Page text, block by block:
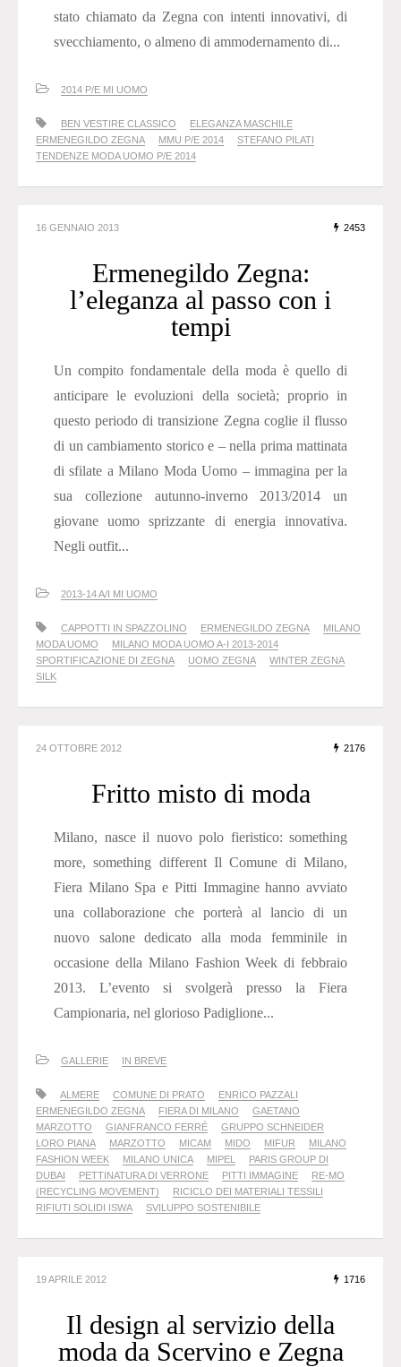
stato chiamato da Zegna con intenti innovativi, di
svecchiamento, o almeno di ammodernamento di...
2014 P/E MI UOMO
BEN VESTIRE CLASSICO
ELEGANZA MASCHILE
ERMENEGILDO ZEGNA
MMU P/E 2014
STEFANO PILATI
TENDENZE MODA UOMO P/E 2014
16 GENNAIO 2013 2453
Ermenegildo Zegna:
l’eleganza al passo con i
tempi
Un compito fondamentale della moda è quello di
anticipare le evoluzioni della società; proprio in
questo periodo di transizione Zegna coglie il flusso
di un cambiamento storico e – nella prima mattinata
di sfilate a Milano Moda Uomo – immagina per la
sua collezione autunno-inverno 2013/2014 un
giovane uomo sprizzante di energia innovativa.
Negli outfit...
2013-14 A/I MI UOMO
CAPPOTTI IN SPAZZOLINO ERMENEGILDO ZEGNA
MILANO
MODA UOMO
MILANO MODA UOMO A-I 2013-2014
SPORTIFICAZIONE DI ZEGNA
UOMO ZEGNA
WINTER ZEGNA
SILK
24 OTTOBRE 2012 2176
Fritto misto di moda
Milano, nasce il nuovo polo fieristico: something
more, something different Il Comune di Milano,
Fiera Milano Spa e Pitti Immagine hanno avviato
una collaborazione che porterà al lancio di un
nuovo salone dedicato alla moda femminile in
occasione della Milano Fashion Week di febbraio
2013. L’evento si svolgerà presso la Fiera
Campionaria, nel glorioso Padiglione...
GALLERIE IN BREVE
ALMERE COMUNE DI PRATO
ENRICO PAZZALI
ERMENEGILDO ZEGNA
FIERA DI MILANO
GAETANO
MARZOTTO
GIANFRANCO FERRÉ
GRUPPO SCHNEIDER
LORO PIANA
MARZOTTO MICAM MIDO MIFUR
MILANO
FASHION WEEK
MILANO UNICA MIPEL
PARIS GROUP DI
DUBAI
PETTINATURA DI VERRONE PITTI IMMAGINE
RE-MO
(RECYCLING MOVEMENT)
RICICLO DEI MATERIALI TESSILI
RIFIUTI SOLIDI ISWA
SVILUPPO SOSTENIBILE
19 APRILE 2012 1716
Il design al servizio della
moda da Scervino e Zegna